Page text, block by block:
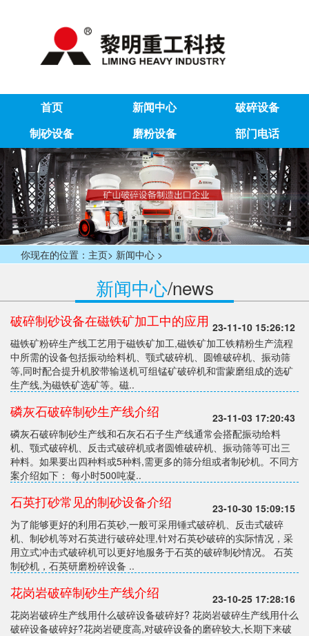
首页 新闻中心 破碎设备
制砂设备 磨粉设备 部门电话
你现在的位置： 主页> 新闻中心 >
新闻中心/news
破碎制砂设备在磁铁矿加工中的应用 23-11-10 15:26:12
磁铁矿粉碎生产线工艺用于磁铁矿加工,磁铁矿加工铁精粉生产流程
中所需的设备包括振动给料机、颚式破碎机、圆锥破碎机、振动筛
等,同时配合提升机胶带输送机可组锰矿破碎机和雷蒙磨组成的选矿
生产线,为磁铁矿选矿等。磁..
磷灰石破碎制砂生产线介绍
23-11-03 17:20:43
磷灰石破碎制砂生产线和石灰石石子生产线通常会搭配振动给料
机、颚式破碎机、反击式破碎机或者圆锥破碎机、振动筛等可出三
种料。如果要出四种料或5种料,需更多的筛分组或者制砂机。不同方
案介绍如下： 每小时500吨凝..
石英打砂常见的制砂设备介绍
23-10-30 15:09:15
为了能够更好的利用石英砂,一般可采用锤式破碎机、反击式破碎
机、制砂机等对石英进行破碎处理,针对石英砂破碎的实际情况，采
用立式冲击式破碎机可以更好地服务于石英的破碎制砂情况。 石英
制砂机，石英研磨粉碎设备 ..
花岗岩破碎制砂生产线介绍
23-10-25 17:28:16
花岗岩破碎生产线用什么破碎设备破碎好? 花岗岩破碎生产线用什么
破碎设备破碎好?花岗岩硬度高,对破碎设备的磨碎较大,长期下来破